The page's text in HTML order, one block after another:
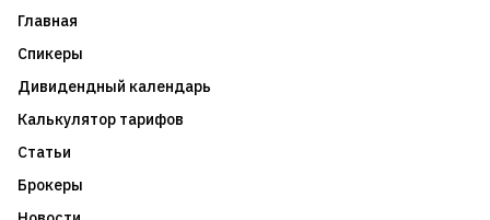
Главная
Спикеры
Дивидендный календарь
Калькулятор тарифов
Статьи
Брокеры